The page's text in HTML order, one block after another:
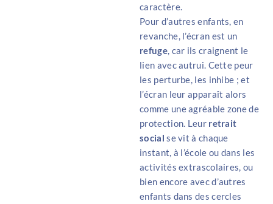
caractère.
Pour d’autres enfants, en
revanche, l’écran est un
refuge, car ils craignent le
lien avec autrui. Cette peur
les perturbe, les inhibe ; et
l’écran leur apparaît alors
comme une agréable zone de
protection. Leur retrait
social se vit à chaque
instant, à l’école ou dans les
activités extrascolaires, ou
bien encore avec d’autres
enfants dans des cercles